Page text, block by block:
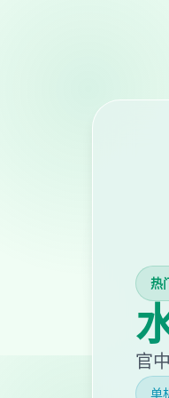
热
官
单